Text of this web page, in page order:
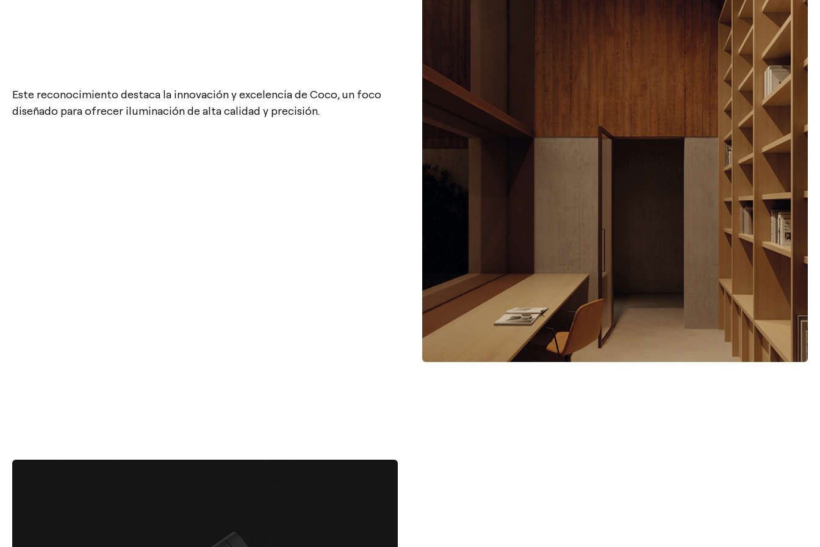
Este reconocimiento destaca la innovación y excelencia de Coco, un foco
diseñado para ofrecer iluminación de alta calidad y precisión.